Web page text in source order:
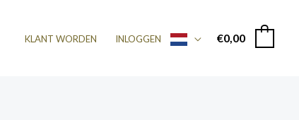
KLANT WORDEN INLOGGEN €0,00